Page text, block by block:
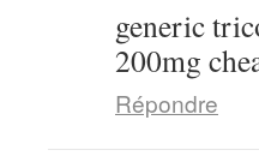
generic
200mg
Répondre